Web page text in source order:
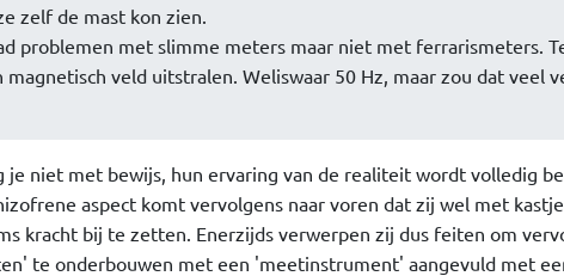
zelf de mast kon zien.
problemen met slimme meters maar niet met ferrarismeters.
veld uitstralen. Weliswaar 50 Hz, maar zou dat veel
je niet met bewijs, hun ervaring van de realiteit wordt volledig
aspect komt vervolgens naar voren dat zij wel met
kracht bij te zetten. Enerzijds verwerpen zij dus feiten om
te onderbouwen met een 'meetinstrument' aangevuld met